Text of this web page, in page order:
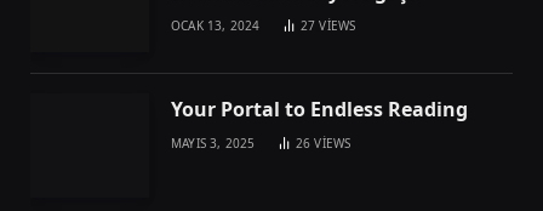
OCAK 13, 2024 27VIEWS
Your Portal to Endless Reading
MAYIS 3, 2025 26VIEWS